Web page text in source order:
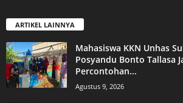
ARTIKEL LAINNYA
Mahasiswa KKN Unhas
Posyandu Bonto Tallasa
Percontohan...
Agustus 9, 2026